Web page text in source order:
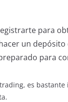
para
un
para
es